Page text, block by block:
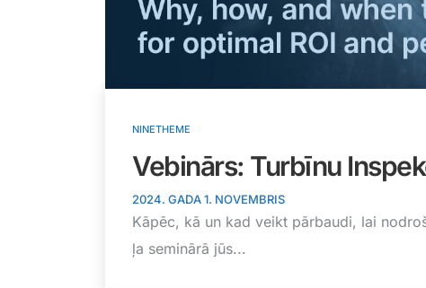
NINETHEME
Vebinārs: Turbīnu
2024. GADA 1. NOVEMBRIS
Kāpēc, kā un kad veikt pārbaudi, lai
ļa seminārā jūs...